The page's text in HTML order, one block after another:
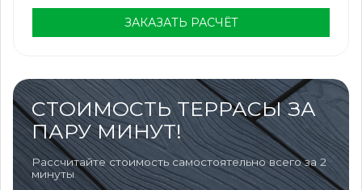
ЗАКАЗАТЬ РАСЧЁТ
СТОИМОСТЬ ТЕРРАСЫ ЗА
ПАРУ МИНУТ!
Рассчитайте стоимость самостоятельно всего за 2
минуты